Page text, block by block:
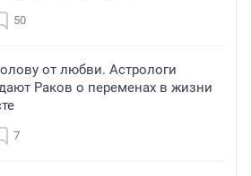
50
от любви. Астрологи
Раков о переменах в жизни
7